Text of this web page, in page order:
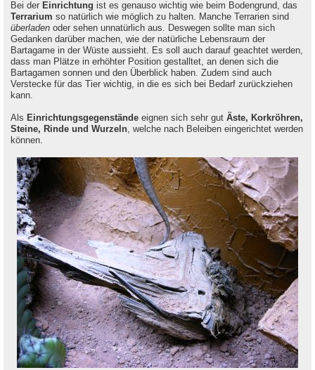
Bei der Einrichtung ist es genauso wichtig wie beim Bodengrund, das
Terrarium so natürlich wie möglich zu halten. Manche Terrarien sind
überladen oder sehen unnatürlich aus. Deswegen sollte man sich
Gedanken darüber machen, wie der natürliche Lebensraum der
Bartagame in der Wüste aussieht. Es soll auch darauf geachtet werden,
dass man Plätze in erhöhter Position gestalltet, an denen sich die
Bartagamen sonnen und den Überblick haben. Zudem sind auch
Verstecke für das Tier wichtig, in die es sich bei Bedarf zurückziehen
kann.
Als Einrichtungsgegenstände eignen sich sehr gut Äste, Korkröhren,
Steine, Rinde und Wurzeln, welche nach Beleiben eingerichtet werden
können.